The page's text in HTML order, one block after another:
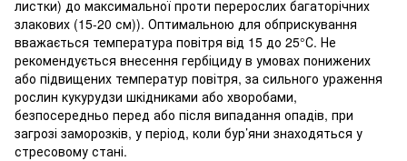
листки) до максимальної проти перерослих багаторічних
злакових (15-20 см)). Оптимальною для обприскування
вважається температура повітря від 15 до 25°С. Не
рекомендується внесення гербіциду в умовах понижених
або підвищених температур повітря, за сильного ураження
рослин кукурудзи шкідниками або хворобами,
безпосередньо перед або після випадання опадів, при
загрозі заморозків, у період, коли бур’яни знаходяться у
стресовому стані.